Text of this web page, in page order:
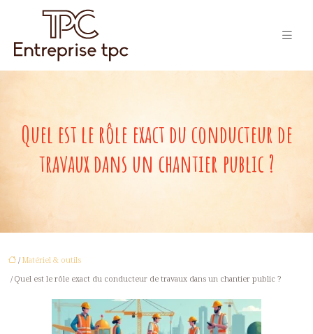
Quel est le rôle exact du conducteur de
travaux dans un chantier public ?
/ Matériel & outils
/ Quel est le rôle exact du conducteur de travaux dans un chantier public ?